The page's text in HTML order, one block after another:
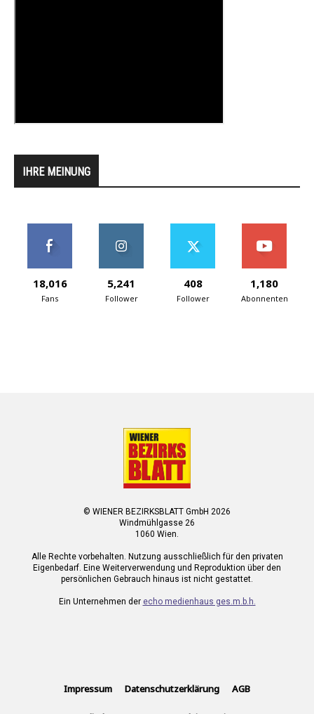
IHRE MEINUNG
18,016
Fans
5,241
Follower
408
Follower
1,180
Abonnenten
© WIENER BEZIRKSBLATT GmbH 2026
Windmühlgasse 26
1060 Wien.
Alle Rechte vorbehalten. Nutzung ausschließlich für den privaten
Eigenbedarf. Eine Weiterverwendung und Reproduktion über den
persönlichen Gebrauch hinaus ist nicht gestattet.
Ein Unternehmen der echo medienhaus ges.m.b.h.
Impressum Datenschutzerklärung AGB